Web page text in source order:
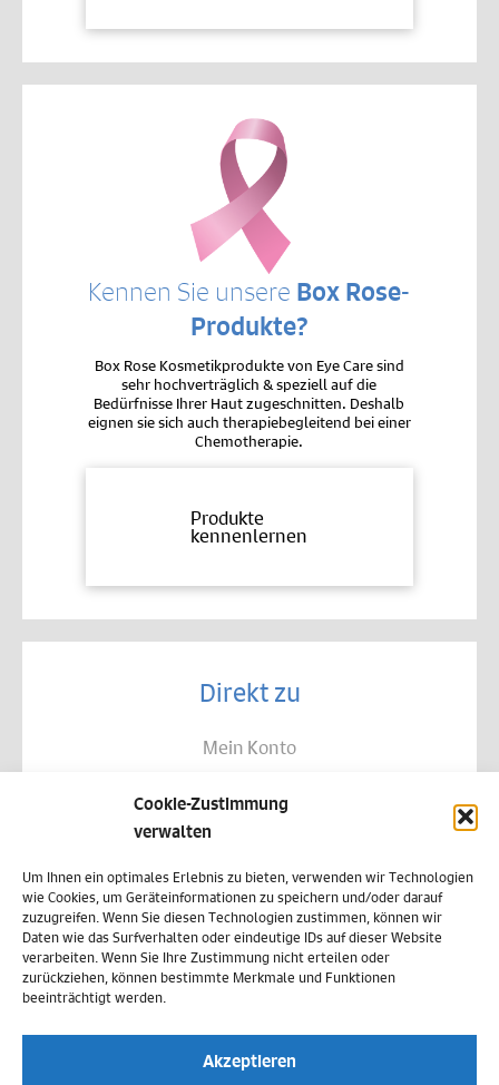
Cookie-Zustimmung
verwalten
Um Ihnen ein optimales Erlebnis zu bieten, verwenden wir Technologien
wie Cookies, um Geräteinformationen zu speichern und/oder darauf
zuzugreifen. Wenn Sie diesen Technologien zustimmen, können wir
Daten wie das Surfverhalten oder eindeutige IDs auf dieser Website
verarbeiten. Wenn Sie Ihre Zustimmung nicht erteilen oder
zurückziehen, können bestimmte Merkmale und Funktionen
beeinträchtigt werden.
Akzeptieren
Kennen Sie unsere Box Rose-
Produkte?
Box Rose Kosmetikprodukte von Eye Care sind
sehr hochverträglich & speziell auf die
Bedürfnisse Ihrer Haut zugeschnitten. Deshalb
eignen sie sich auch therapiebegleitend bei einer
Chemotherapie.
Produkte
kennenlernen
Direkt zu
Mein Konto
Allgemeine Geschäftsbedingungen
Datenschutz
Widerruf
Zahlungsweisen
Versand & Lieferung
Cookie-Richtlinie (EU)